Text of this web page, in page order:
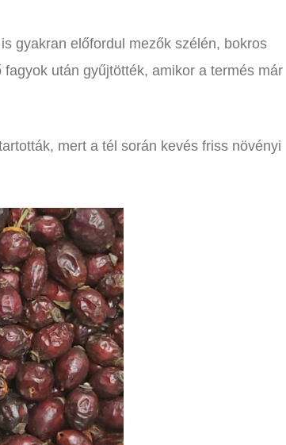
gyakran előfordul mezők szélén, bokros
után gyűjtötték, amikor a termés már
mert a tél során kevés friss növényi